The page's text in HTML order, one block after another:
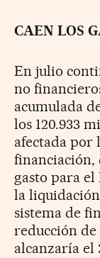
CAEN LOS
En julio
no
acumulada
los 120.933
afectada por
financiación,
gasto para
la
sistema de
reducción de
alcanzaría el